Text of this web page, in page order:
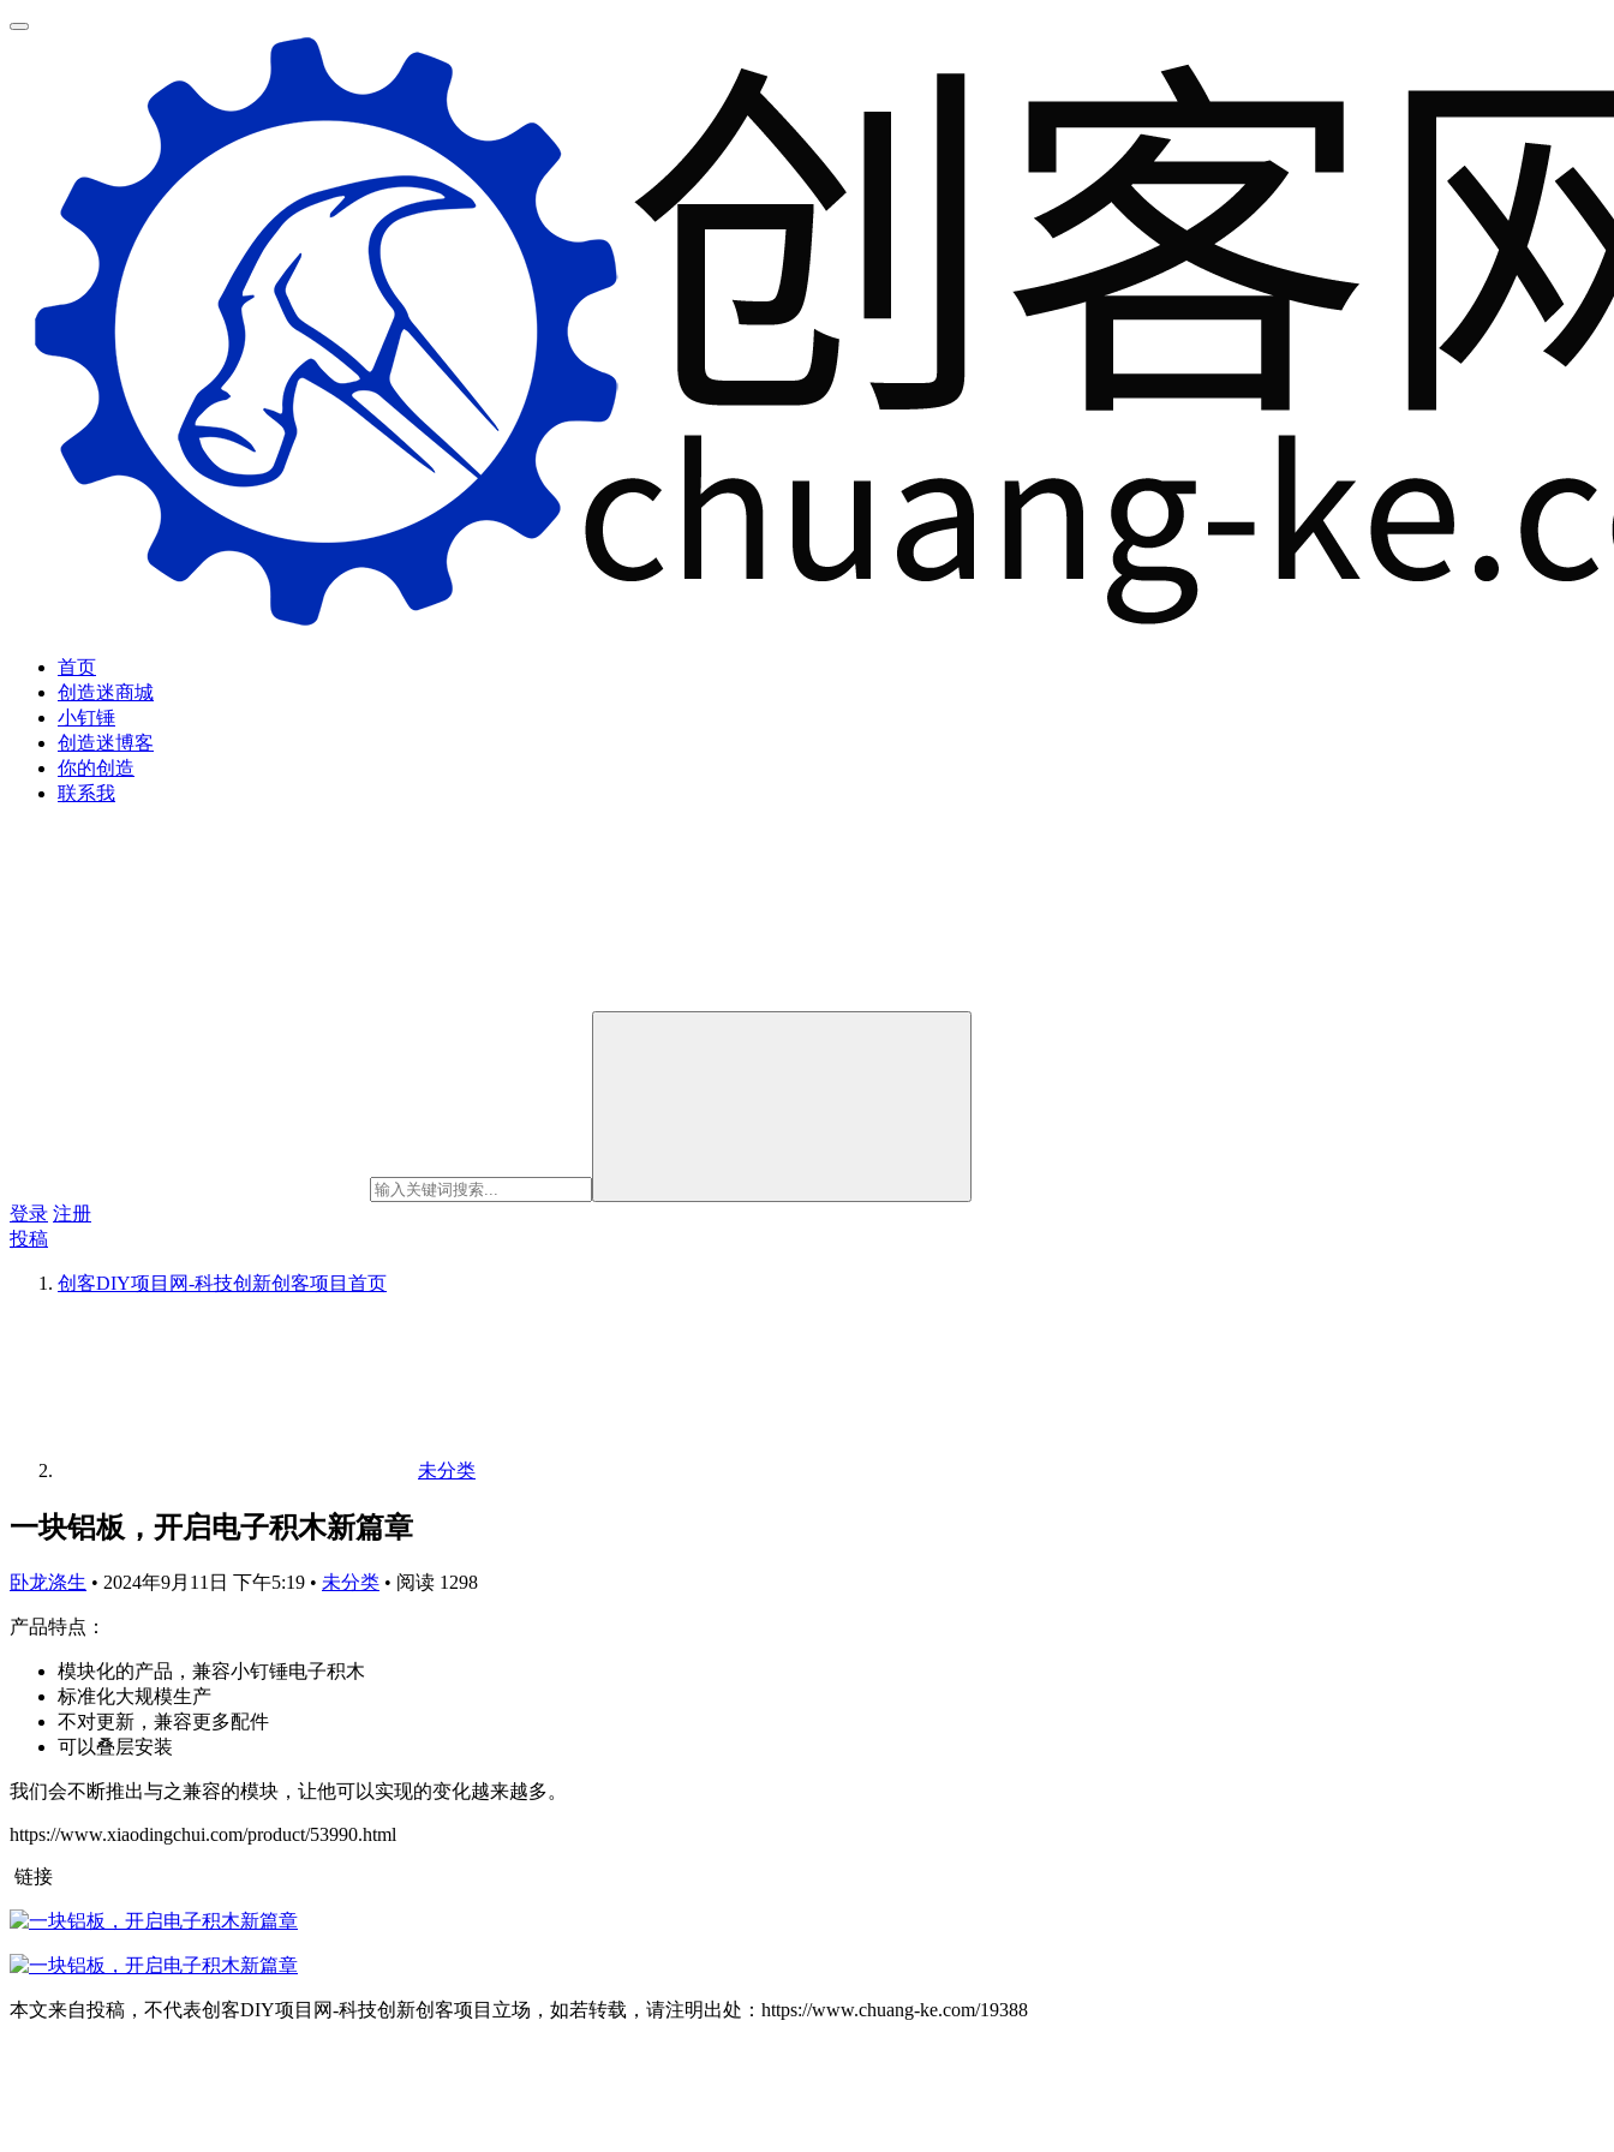
首页
创造迷商城
小钉锤
创造迷博客
你的创造
联系我
登录 注册
投稿
创客DIY项目网-科技创新创客项目 首页
未分类
一块铝板，开启电子积木新篇章
卧龙涤生 • 2024年9月11日 下午5:19 • 未分类 • 阅读 1298
产品特点：
模块化的产品，兼容小钉锤电子积木
标准化大规模生产
不对更新，兼容更多配件
可以叠层安装
我们会不断推出与之兼容的模块，让他可以实现的变化越来越多。
https://www.xiaodingchui.com/product/53990.html
链接
本文来自投稿，不代表创客DIY项目网-科技创新创客项目立场，如若转载，请注明出处：https://www.chuang-ke.com/19388